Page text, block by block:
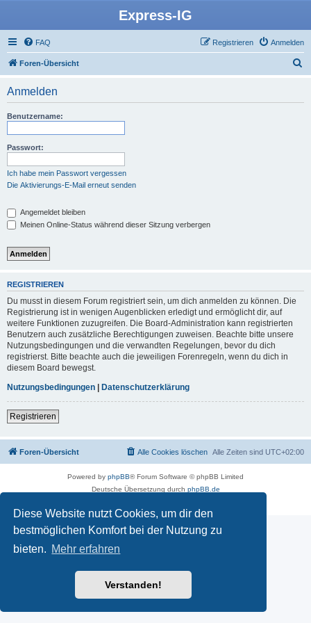
Diese Website nutzt Cookies, um dir den
bestmöglichen Komfort bei der Nutzung zu
bieten. Mehr erfahren
Verstanden!
Express-IG
FAQ Anmelden
Registrieren
Foren-Übersicht
Anmelden
Benutzername:
Passwort:
Ich habe mein Passwort vergessen
Die Aktivierungs-E-Mail erneut senden
Angemeldet bleiben
Meinen Online-Status während dieser Sitzung verbergen
REGISTRIEREN
Du musst in diesem Forum registriert sein, um dich anmelden zu können. Die
Registrierung ist in wenigen Augenblicken erledigt und ermöglicht dir, auf
weitere Funktionen zuzugreifen. Die Board-Administration kann registrierten
Benutzern auch zusätzliche Berechtigungen zuweisen. Beachte bitte unsere
Nutzungsbedingungen und die verwandten Regelungen, bevor du dich
registrierst. Bitte beachte auch die jeweiligen Forenregeln, wenn du dich in
diesem Board bewegst.
Nutzungsbedingungen | Datenschutzerklärung
Registrieren
Foren-Übersicht Alle Zeiten sind UTC+02:00
Alle Cookies löschen
Powered by phpBB® Forum Software © phpBB Limited
Deutsche Übersetzung durch phpBB.de